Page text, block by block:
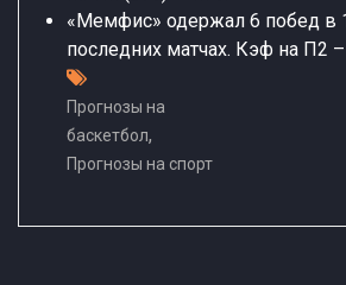
«Мемфис» одержал 6 побед в
последних матчах. Кэф на П2 –
Прогнозы на
баскетбол,
Прогнозы на спорт